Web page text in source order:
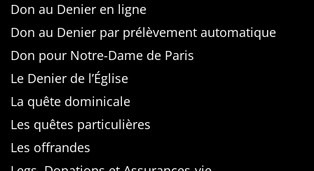
Don au Denier en ligne
Don au Denier par prélèvement automatique
Don pour Notre-Dame de Paris
Le Denier de l’Église
La quête dominicale
Les quêtes particulières
Les offrandes